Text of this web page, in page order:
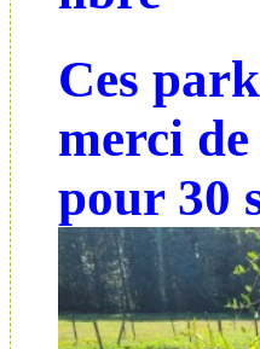
Ces
merci
pour 30